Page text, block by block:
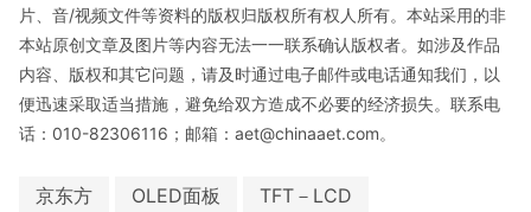
片、音/视频文件等资料的版权归版权所有权人所有。本站采用的非
本站原创文章及图片等内容无法一一联系确认版权者。如涉及作品
内容、版权和其它问题，请及时通过电子邮件或电话通知我们，以
便迅速采取适当措施，避免给双方造成不必要的经济损失。联系电
话：010-82306116；邮箱：aet@chinaaet.com。
京东方 OLED面板 TFT－LCD